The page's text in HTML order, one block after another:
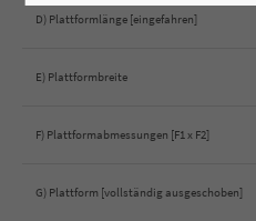
D) Plattformlänge [eingefahren]
E) Plattformbreite
F) Plattformabmessungen [F1 x F2]
G) Plattform [vollständig ausgeschoben]